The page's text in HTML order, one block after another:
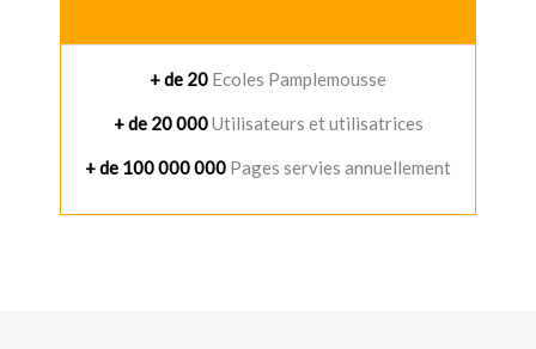
+ de 20 Ecoles Pamplemousse
+ de 20 000Utilisateurs et utilisatrices
+ de 100 000 000 Pages servies annuellement